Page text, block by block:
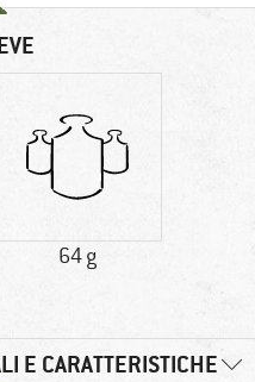
64 g
E CARATTERISTICHE